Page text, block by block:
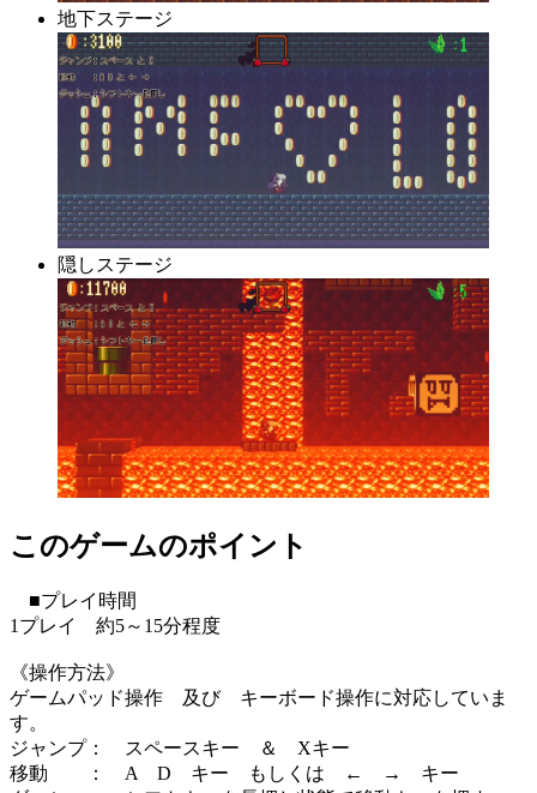
地下ステージ
隠しステージ
このゲームのポイント
■プレイ時間
1プレイ 約5～15分程度
《操作方法》
ゲームパッド操作 及び キーボード操作に対応していま
す。
ジャンプ： スペースキー ＆ Xキー
移動 ： A D キー もしくは ← → キー